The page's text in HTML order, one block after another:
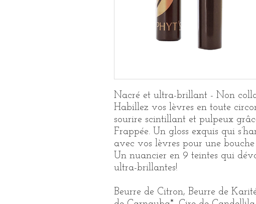
Nacré et ultra-brillant - Non
Habillez vos lèvres en toute
sourire scintillant et pulpeux
Frappée. Un gloss exquis qui
avec vos lèvres pour une
Un nuancier en 9 teintes qui
ultra-brillantes!
Beurre de Citron, Beurre de